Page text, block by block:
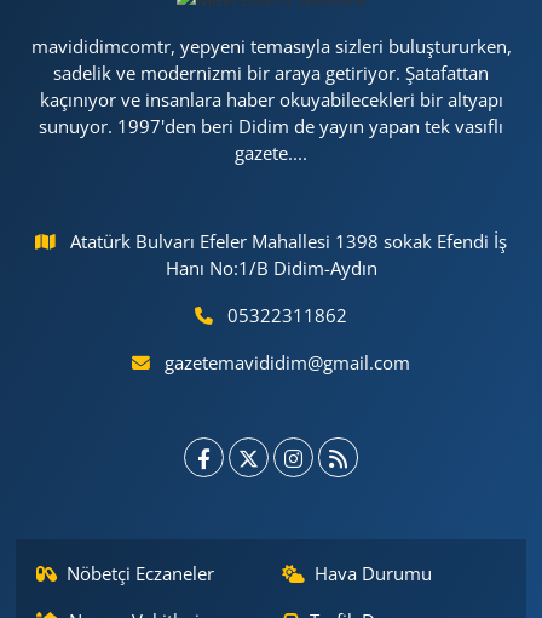
mavididimcomtr, yepyeni temasıyla sizleri buluştururken,
sadelik ve modernizmi bir araya getiriyor. Şatafattan
kaçınıyor ve insanlara haber okuyabilecekleri bir altyapı
sunuyor. 1997'den beri Didim de yayın yapan tek vasıflı
gazete....
Atatürk Bulvarı Efeler Mahallesi 1398 sokak Efendi İş
Hanı No:1/B Didim-Aydın
05322311862
gazetemavididim@gmail.com
Nöbetçi Eczaneler
Hava Durumu